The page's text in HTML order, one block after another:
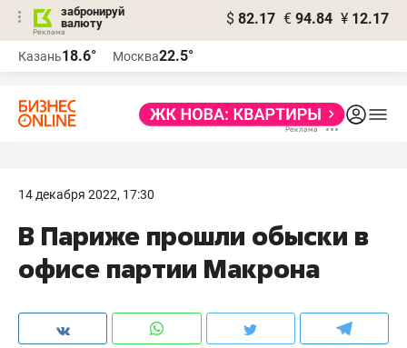
забронируй
валюту
$ 82.17 € 94.84 ¥ 12.17
Казань18.6° Москва22.5°
14 декабря 2022, 17:30
В Париже прошли обыски в
офисе партии Макрона